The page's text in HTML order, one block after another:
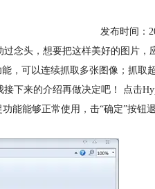
发布时间：
念头，想要把这样美好的图片
，可以连续抓取多张图像；抓
来的介绍再做决定吧！ 点击
能能够正常使用，击“确定”按